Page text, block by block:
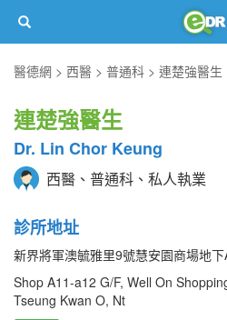
醫德網
西醫 普通科 連楚強醫生
連楚強醫生
Dr. Lin Chor Keung
西醫、普通科、私人執業
診所地址
新界將軍澳毓雅里9號慧安園商場地
Shop A11-a12 G/F, Well On
Tseung Kwan O, Nt